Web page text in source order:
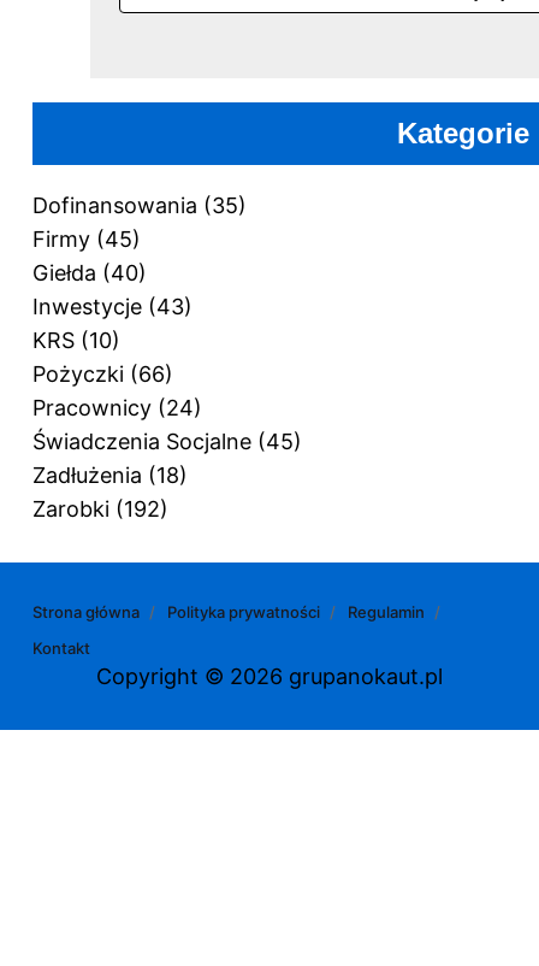
Kategorie
Dofinansowania (35)
Firmy (45)
Giełda (40)
Inwestycje (43)
KRS (10)
Pożyczki (66)
Pracownicy (24)
Świadczenia Socjalne (45)
Zadłużenia (18)
Zarobki (192)
Copyright © 2026 grupanokaut.pl
Strona główna Polityka prywatności
Regulamin
Kontakt